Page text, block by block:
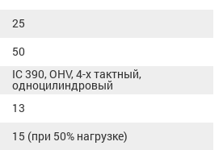
25
50
IC 390, OHV, 4-х тактный,
одноцилиндровый
13
15 (при 50% нагрузке)